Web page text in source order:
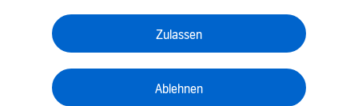
Zulassen
Ablehnen